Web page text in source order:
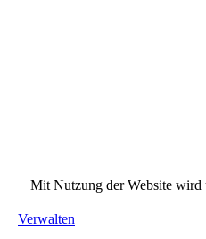
Mit Nutzung der Website wird
Verwalten